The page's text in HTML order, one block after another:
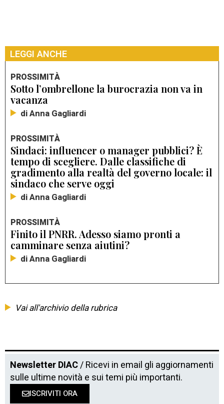
LEGGI ANCHE
PROSSIMITÀ
Sotto l’ombrellone la burocrazia non va in
vacanza
di Anna Gagliardi
PROSSIMITÀ
Sindaci: influencer o manager pubblici? È
tempo di scegliere. Dalle classifiche di
gradimento alla realtà del governo locale: il
sindaco che serve oggi
di Anna Gagliardi
PROSSIMITÀ
Finito il PNRR. Adesso siamo pronti a
camminare senza aiutini?
di Anna Gagliardi
Vai all'archivio della rubrica
Newsletter DIAC/ Ricevi in email gli aggiornamenti
sulle ultime novità e sui temi più importanti.
ISCRIVITI ORA